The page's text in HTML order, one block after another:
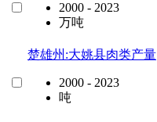
2000 - 2023
万吨
楚雄州:大姚县肉类产量
2000 - 2023
吨